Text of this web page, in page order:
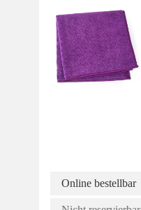
Online bestellbar